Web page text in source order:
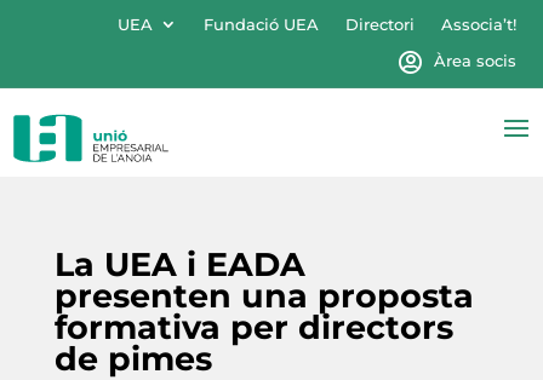
UEA Fundació UEA Directori
Associa’t!
Àrea socis
La UEA i EADA
presenten una proposta
formativa per directors
de pimes